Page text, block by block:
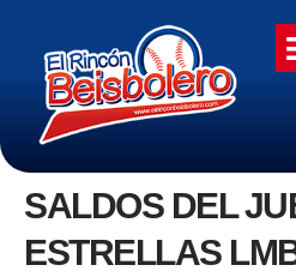
SALDOS DEL
ESTRELLAS